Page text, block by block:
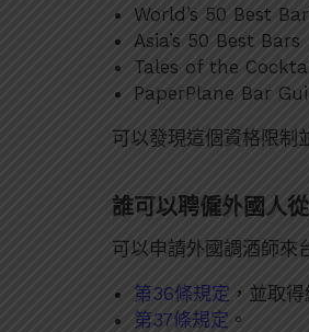
World’s 50 Best
Asia’s 50 Best Bars
Tales of the
PaperPlane Bar
可以發現這個資格限制
誰可以聘僱外國人
可以申請外國調酒師來
第36條規定 ，並取
第37條規定 。